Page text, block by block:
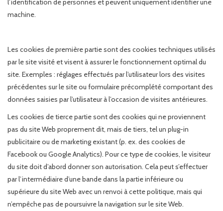
l’identification de personnes et peuvent uniquement identifier une
machine.
Les cookies de première partie sont des cookies techniques utilisés
par le site visité et visent à assurer le fonctionnement optimal du
site. Exemples : réglages effectués par l’utilisateur lors des visites
précédentes sur le site ou formulaire précomplété comportant des
données saisies par l’utilisateur à l’occasion de visites antérieures.
Les cookies de tierce partie sont des cookies qui ne proviennent
pas du site Web proprement dit, mais de tiers, tel un plug-in
publicitaire ou de marketing existant (p. ex. des cookies de
Facebook ou Google Analytics). Pour ce type de cookies, le visiteur
du site doit d’abord donner son autorisation. Cela peut s’effectuer
par l’intermédiaire d’une bande dans la partie inférieure ou
supérieure du site Web avec un renvoi à cette politique, mais qui
n’empêche pas de poursuivre la navigation sur le site Web.